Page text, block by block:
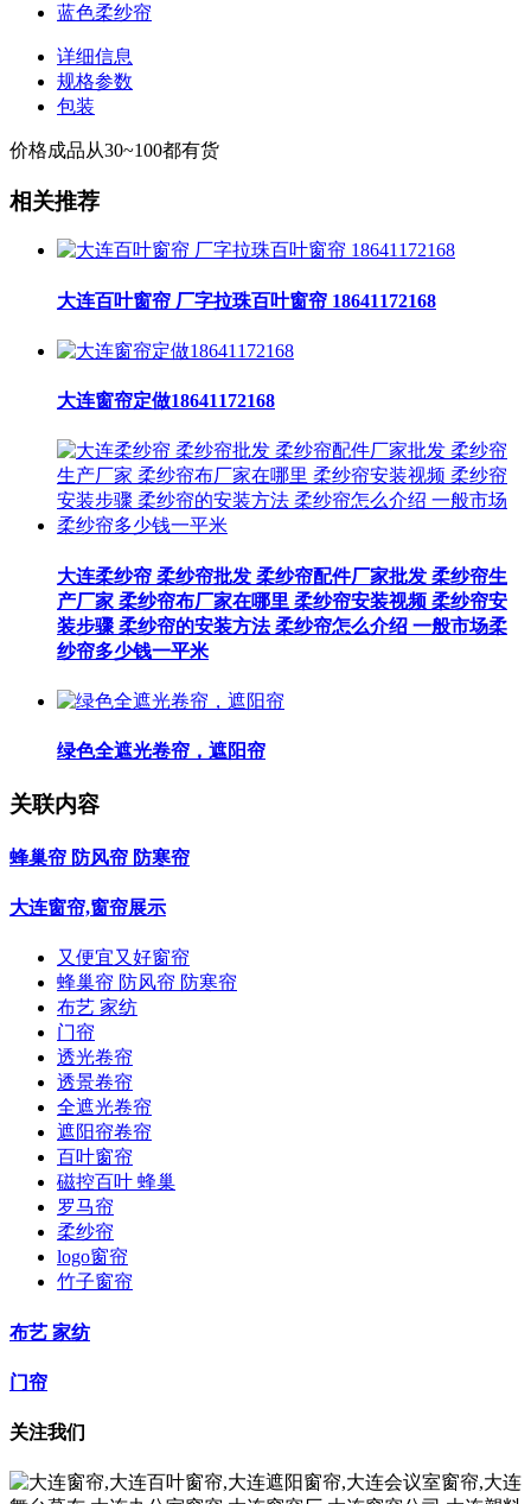
蓝色柔纱帘
详细信息
规格参数
包装
价格成品从30~100都有货
相关推荐
大连百叶窗帘 厂字拉珠百叶窗帘 18641172168
大连窗帘定做18641172168
大连柔纱帘 柔纱帘批发 柔纱帘配件厂家批发 柔纱帘生
产厂家 柔纱帘布厂家在哪里 柔纱帘安装视频 柔纱帘安
装步骤 柔纱帘的安装方法 柔纱帘怎么介绍 一般市场柔
纱帘多少钱一平米
绿色全遮光卷帘，遮阳帘
关联内容
蜂巢帘 防风帘 防寒帘
大连窗帘,窗帘展示
又便宜又好窗帘
蜂巢帘 防风帘 防寒帘
布艺 家纺
门帘
透光卷帘
透景卷帘
全遮光卷帘
遮阳帘卷帘
百叶窗帘
磁控百叶 蜂巢
罗马帘
柔纱帘
logo窗帘
竹子窗帘
布艺 家纺
门帘
关注我们